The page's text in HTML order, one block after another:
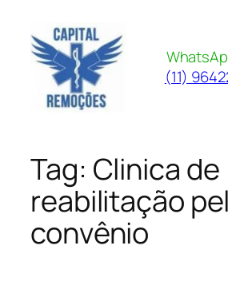
para
conteúdo
(11)
Tag: Clinica de
reabilitação
convênio